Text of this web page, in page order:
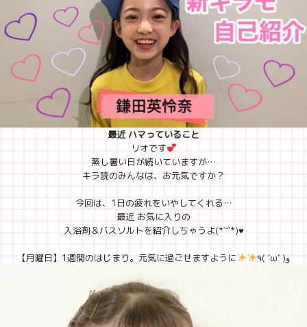
最近 ハマっていること
リオです
蒸し暑い日が続いていますが…
キラ読のみんなは、お元気ですか？
今回は、1日の疲れをいやしてくれる…
最近 お気に入りの
入浴剤＆バスソルトを紹介しちゃうよ(*´˘`*)♥
【月曜日】1週間のはじまり。元気に過ごせますように ٩( ‘ω’ )و